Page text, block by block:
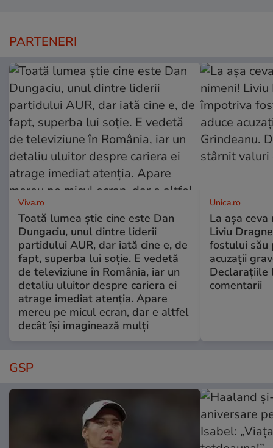
PARTENERI
Viva.ro
Toată lumea știe cine este Dan
Dungaciu, unul dintre liderii
partidului AUR, dar iată cine e, de
fapt, superba lui soție. E vedetă
de televiziune în România, iar un
detaliu uluitor despre cariera ei
atrage imediat atenția. Apare
mereu pe micul ecran, dar e altfel
decât își imaginează mulți
Unica.ro
La așa
Liviu
fostului său
acuzații
Declarațiile
comentarii
GSP